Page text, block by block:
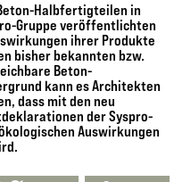
Halbfertigteilen in
Gruppe veröffentlichten
ihrer Produkte
bisher bekannten bzw.
Beton-
kann es Architekten
dass mit den neu
der Syspro-
Auswirkungen